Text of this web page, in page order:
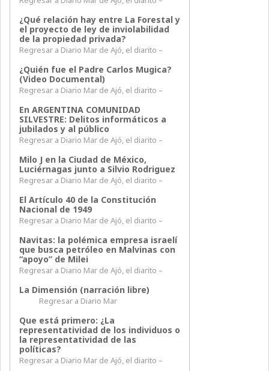
¿Qué relación hay entre La Forestal y
el proyecto de ley de inviolabilidad
de la propiedad privada?
Regresar a Diario Mar de Ajó, el diarito –
¿Quién fue el Padre Carlos Mugica?
(Video Documental)
Regresar a Diario Mar de Ajó, el diarito –
En ARGENTINA COMUNIDAD
SILVESTRE: Delitos informáticos a
jubilados y al público
Regresar a Diario Mar de Ajó, el diarito –
Milo J en la Ciudad de México,
Luciérnagas junto a Silvio Rodriguez
Regresar a Diario Mar de Ajó, el diarito –
El Artículo 40 de la Constitución
Nacional de 1949
Regresar a Diario Mar de Ajó, el diarito –
Navitas: la polémica empresa israelí
que busca petróleo en Malvinas con
“apoyo” de Milei
Regresar a Diario Mar de Ajó, el diarito –
La Dimensión (narración libre)
Regresar a Diario Mar
Que está primero: ¿La
representatividad de los individuos o
la representatividad de las
políticas?
Regresar a Diario Mar de Ajó, el diarito –